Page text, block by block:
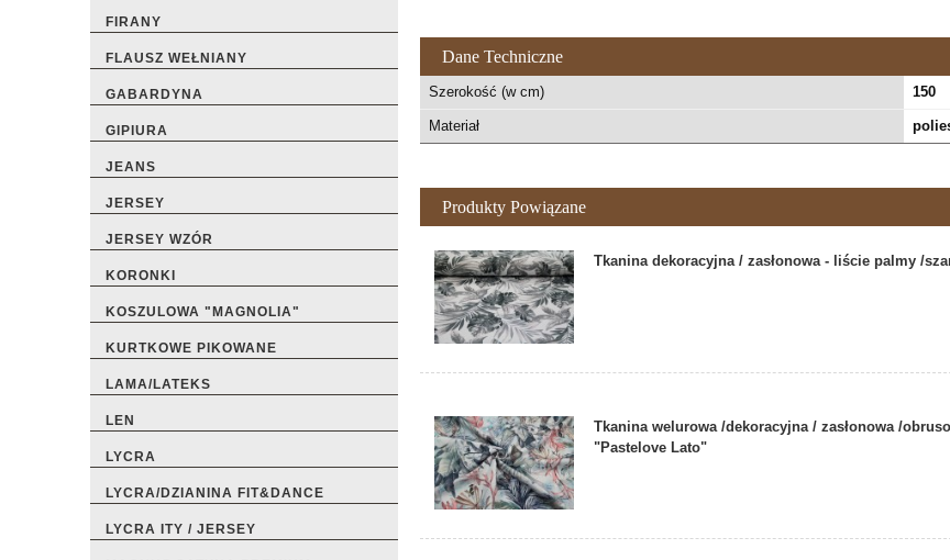
FIRANY
FLAUSZ WEŁNIANY
GABARDYNA
GIPIURA
JEANS
JERSEY
JERSEY WZÓR
KORONKI
KOSZULOWA "MAGNOLIA"
KURTKOWE PIKOWANE
LAMA/LATEKS
LEN
LYCRA
LYCRA/DZIANINA FIT&DANCE
LYCRA ITY / JERSEY
Dane Techniczne
Szerokość (w cm) 150
Materiał
Produkty Powiązane
Tkanina dekoracyjna / zasłonowa - liście palmy /
Tkanina welurowa /dekoracyjna / zasłonowa /
"Pastelove Lato"